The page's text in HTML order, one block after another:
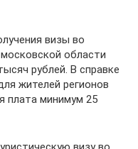
визы во
области
рублей. В справке
жителей регионов
плата минимум 25